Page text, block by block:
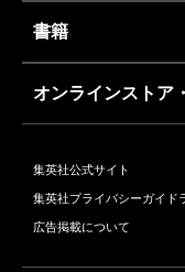
書籍
オンラインストア
集英社公式サイト
集英社プライバシーガイド
広告掲載について